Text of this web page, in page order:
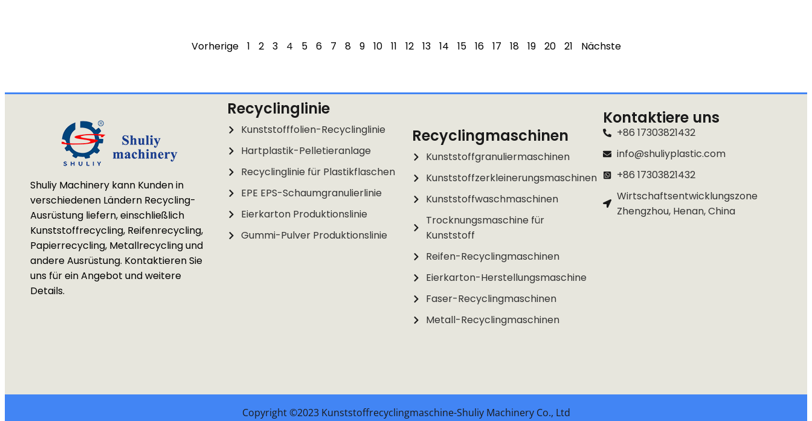
Vorherige 1 2 3 4 5 6 7 8 9 10 11 12 13 14 15 16 17 18 19 20 21 Nächste
Shuliy Machinery kann Kunden in
verschiedenen Ländern Recycling-
Ausrüstung liefern, einschließlich
Kunststoffrecycling, Reifenrecycling,
Papierrecycling, Metallrecycling und
andere Ausrüstung. Kontaktieren Sie
uns für ein Angebot und weitere
Details.
Recyclinglinie
Kunststofffolien-Recyclinglinie
Hartplastik-Pelletieranlage
Recyclinglinie für Plastikflaschen
EPE EPS-Schaumgranulierlinie
Eierkarton Produktionslinie
Gummi-Pulver Produktionslinie
Recyclingmaschinen
Kunststoffgranuliermaschinen
Kunststoffzerkleinerungsmaschinen
Kunststoffwaschmaschinen
Trocknungsmaschine für
Kunststoff
Reifen-Recyclingmaschinen
Eierkarton-Herstellungsmaschine
Faser-Recyclingmaschinen
Metall-Recyclingmaschinen
Kontaktiere uns
+86 17303821432
info@shuliyplastic.com
+86 17303821432
Wirtschaftsentwicklungszone
Zhengzhou, Henan, China
Copyright ©2023 Kunststoffrecyclingmaschine-Shuliy Machinery Co., Ltd